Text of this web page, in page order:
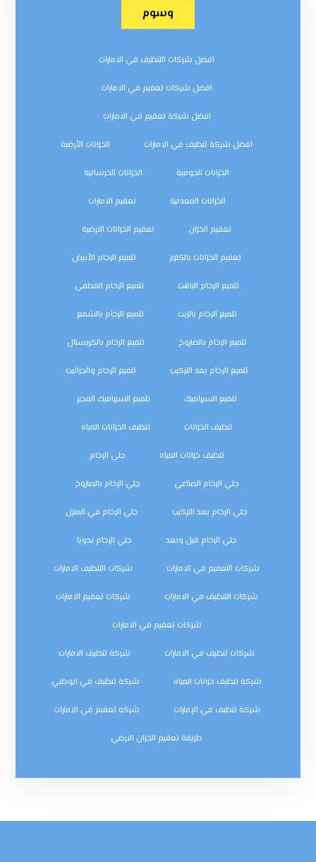
وسوم
افضل شركات التنظيف في الامارات
افضل شركات تعقيم في الامارات
افضل شركة تعقيم في الامارات
افضل شركة تنظيف في الامارات الخزانات الأرضية
الخزانات الجوفية الخزانات الخرسانية
الخزانات المعدنية تعقيم الامارات
تعقيم الخزان تعقيم الخزانات الارضية
تعقيم الخزانات بالكلور تلميع الرخام الأبيض
تلميع الرخام الباهت تلميع الرخام المطفي
تلميع الرخام بالزيت تلميع الرخام بالشمع
تلميع الرخام بالصاروخ تلميع الرخام بالكريستال
تلميع الرخام بعد التركيب تلميع الرخام والجرانيت
تلميع السيراميك تلميع السيراميك المجير
تنظيف الخزانات تنظيف الخزانات المياه
تنظيف خزانات المياه جلي الرخام
جلي الرخام الصناعي جلي الرخام بالصاروخ
جلي الرخام بعد التركيب جلي الرخام في المنزل
جلي الرخام قبل وبعد جلي الرخام يدويا
شركات التعقيم في الامارات شركات التنظيف الامارات
شركات التنظيف في الامارات شركات تعقيم الامارات
شركات تعقيم في الامارات
شركات تنظيف في الامارات شركة تنظيف الامارات
شركة تنظيف خزانات المياه شركة تنظيف في ابوظبي
شركة تنظيف في الإمارات شركه تعقيم في الامارات
طريقة تعقيم الخزان الارضي